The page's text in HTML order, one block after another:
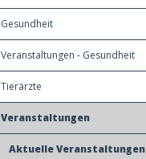
Gesundheit
Veranstaltungen - Gesundheit
Tierärzte
Veranstaltungen
Aktuelle Veranstaltungen